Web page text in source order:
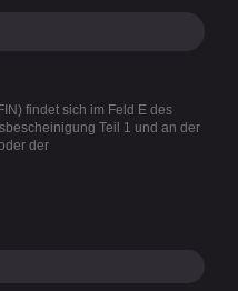
findet sich im Feld E des
Teil 1 und an der
der